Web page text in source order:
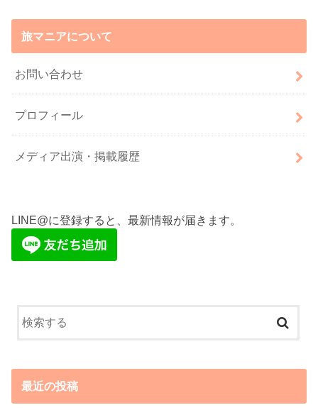
旅マニアについて
お問い合わせ
プロフィール
メディア出演・掲載履歴
LINE@に登録すると、最新情報が届きます。
最近の投稿